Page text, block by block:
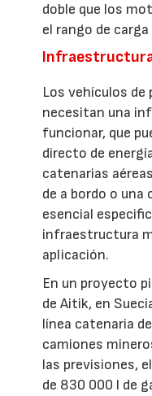
doble que los
el rango de
Los vehículos
necesitan una
funcionar, que
directo de
catenarias
de a bordo o una
esencial
infraestructura
aplicación.
En un proyecto
de Aitik, en
línea catenaria
camiones
las previsiones,
de 830 000 l de